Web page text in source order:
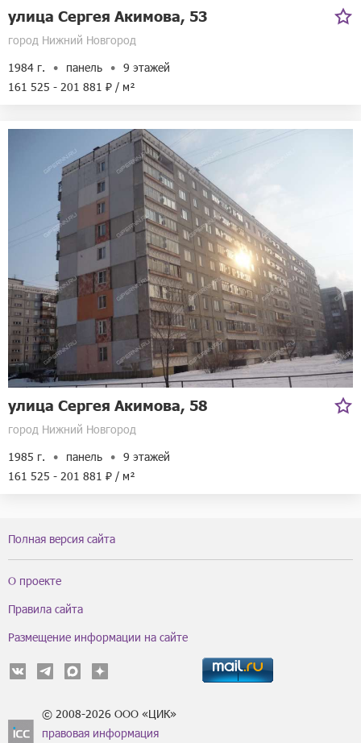
улица Сергея Акимова, 53
город Нижний Новгород
1984 г.
панель
9 этажей
161 525 - 201 881 ₽ / м²
улица Сергея Акимова, 58
город Нижний Новгород
1985 г.
панель
9 этажей
161 525 - 201 881 ₽ / м²
Полная версия сайта
О проекте
Правила сайта
Размещение информации на сайте
© 2008-2026 ООО «ЦИК»
правовая информация